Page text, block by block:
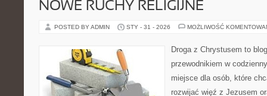
NOWE RUCHY RELIGIJNE
POSTED BY ADMIN STY - 31 - 2026 MOŻLIWOŚĆ
Droga z Chrystusem to
przewodnikiem w
miejsce dla osób, które
rozwijać więź z Jezusem